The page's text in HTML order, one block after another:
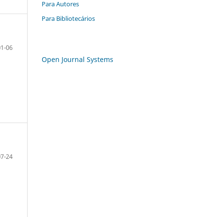
06
24
Para Autores
Para Bibliotecários
Open Journal Systems